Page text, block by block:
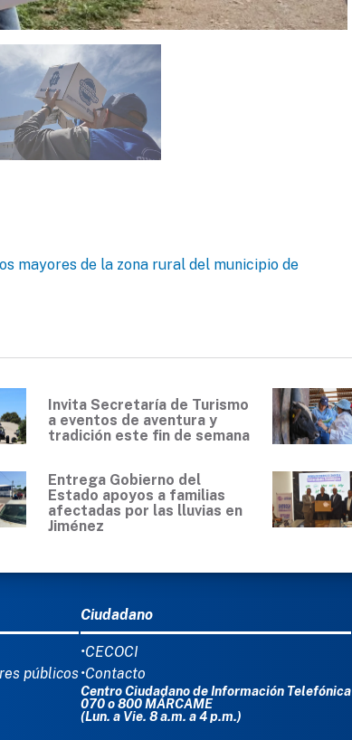
mayores de la zona rural del municipio de
Invita Secretaría de Turismo
a eventos de aventura y
tradición este fin de semana
Entrega Gobierno del
Estado apoyos a familias
afectadas por las lluvias en
Jiménez
públicos
Ciudadano
•CECOCI
•Contacto
Centro Ciudadano de Información Telefónica
070 o 800 MÁRCAME
(Lun. a Vie. 8 a.m. a 4 p.m.)